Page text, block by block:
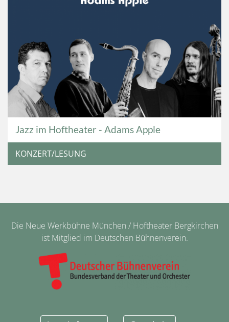
Jazz im Hoftheater - Adams Apple
KONZERT/LESUNG
Die Neue Werkbühne München / Hoftheater Bergkirchen
ist Mitglied im Deutschen Bühnenverein.